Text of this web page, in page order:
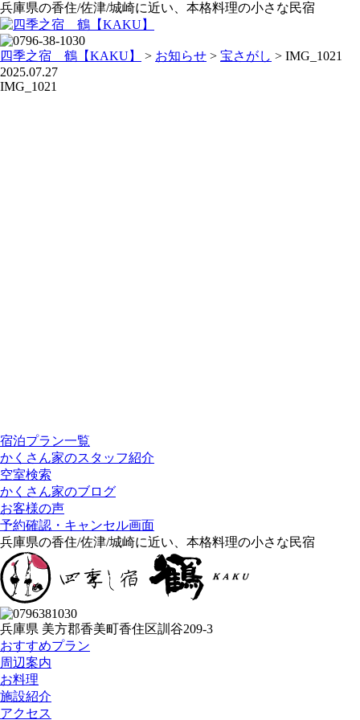
兵庫県の香住/佐津/城崎に近い、本格料理の小さな民宿
四季之宿 鶴【KAKU】 > お知らせ > 宝さがし > IMG_1021
2025.07.27
IMG_1021
宿泊プラン一覧
かくさん家のスタッフ紹介
空室検索
かくさん家のブログ
お客様の声
予約確認・キャンセル画面
兵庫県の香住/佐津/城崎に近い、本格料理の小さな民宿
兵庫県 美方郡香美町香住区訓谷209-3
おすすめプラン
周辺案内
お料理
施設紹介
アクセス